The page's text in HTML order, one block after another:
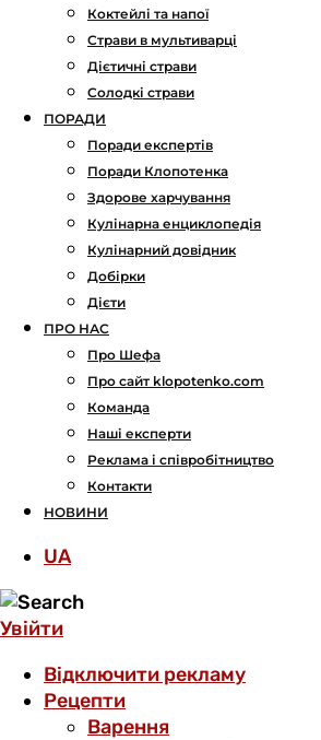
Коктейлі та напої
Страви в мультиварці
Дієтичні страви
Солодкі страви
ПОРАДИ
Поради експертів
Поради Клопотенка
Здорове харчування
Кулінарна енциклопедія
Кулінарний довідник
Добірки
Дієти
ПРО НАС
Про Шефа
Про сайт klopotenko.com
Команда
Наші експерти
Реклама і співробітництво
Контакти
НОВИНИ
UA
Увійти
Відключити рекламу
Рецепти
Варення